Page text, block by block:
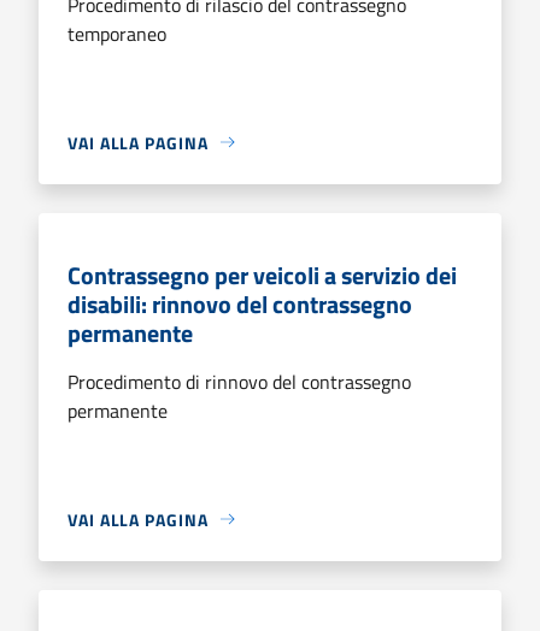
temporaneo
VAI ALLA PAGINA
Contrassegno per veicoli a servizio dei
disabili: rinnovo del contrassegno
permanente
Procedimento di rinnovo del contrassegno
permanente
VAI ALLA PAGINA